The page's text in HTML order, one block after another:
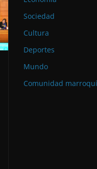
Sociedad
Cultura
Deportes
Mundo
Comunidad marroquí